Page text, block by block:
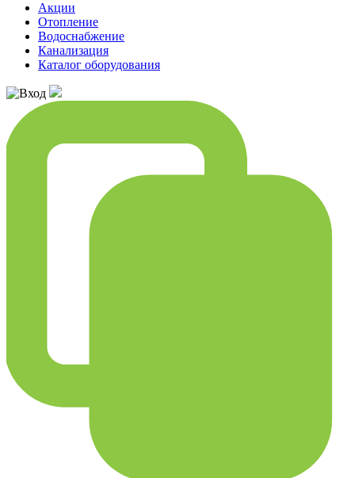
Акции
Отопление
Водоснабжение
Канализация
Каталог оборудования